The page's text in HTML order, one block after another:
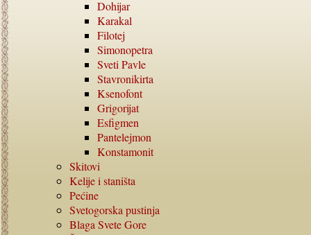
Dohijar
Karakal
Filotej
Simonopetra
Sveti Pavle
Stavronikirta
Ksenofont
Grigorijat
Esfigmen
Pantelejmon
Konstamonit
Skitovi
Kelije i staništa
Pećine
Svetogorska pustinja
Blaga Svete Gore